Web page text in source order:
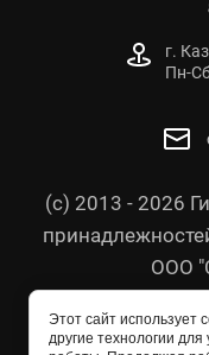
(с) 2013 - 2026
ООО
Согласие на
г.
Пн-
Этот сайт использует
другие технологии